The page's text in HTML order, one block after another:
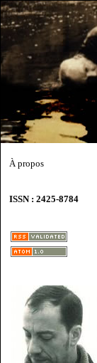
À propos
ISSN : 2425-8784